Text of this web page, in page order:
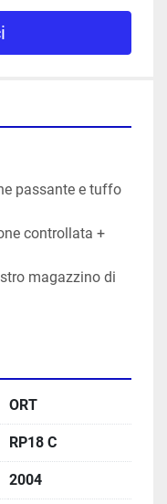
passante e tuffo
controllata +
magazzino di
ORT
RP18 C
2004